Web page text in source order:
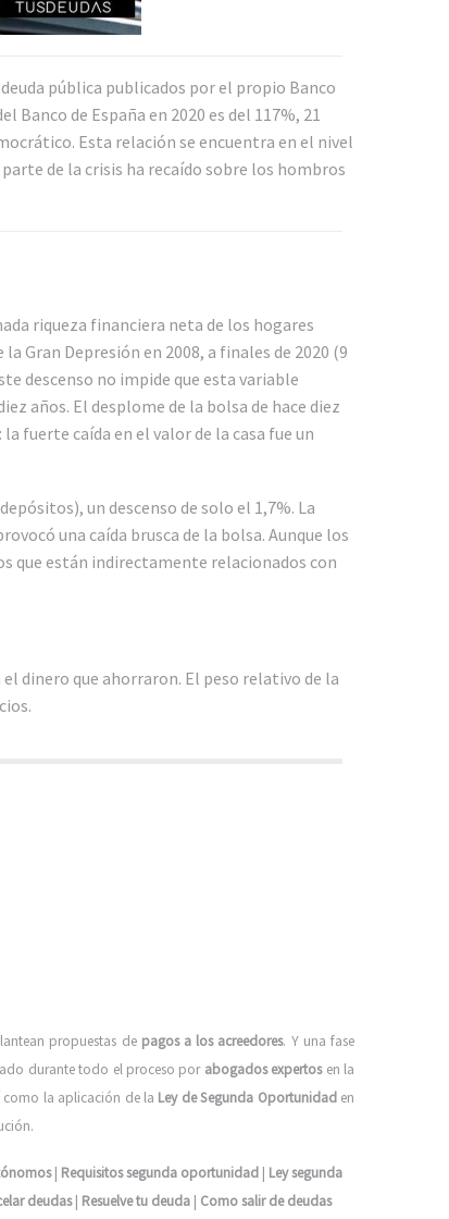
pública publicados por el propio Banco
Banco de España en 2020 es del 117%, 21
Esta relación se encuentra en el nivel
de la crisis ha recaído sobre los hombros
riqueza financiera neta de los hogares
Gran Depresión en 2008, a finales de 2020 (9
descenso no impide que esta variable
años. El desplome de la bolsa de hace diez
fuerte caída en el valor de la casa fue un
un descenso de solo el 1,7%. La
una caída brusca de la bolsa. Aunque los
que están indirectamente relacionados con
dinero que ahorraron. El peso relativo de la
propuestas de pagos a los acreedores. Y una fase
durante todo el proceso por abogados expertosen la
como la aplicación de la Ley de Segunda Oportunidaden
| Requisitos segunda oportunidad| Ley segunda
deudas| Resuelve tu deuda | Como salir de deudas